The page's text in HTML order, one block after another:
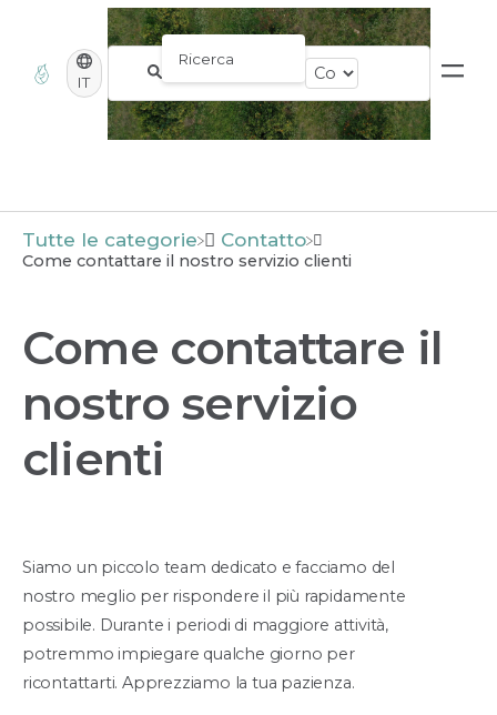
IT
Tutte le categorie ​Contatto
Come contattare il nostro servizio clienti
Come contattare il
nostro servizio
clienti
Siamo un piccolo team dedicato e facciamo del
nostro meglio per rispondere il più rapidamente
possibile. Durante i periodi di maggiore attività,
potremmo impiegare qualche giorno per
ricontattarti. Apprezziamo la tua pazienza.